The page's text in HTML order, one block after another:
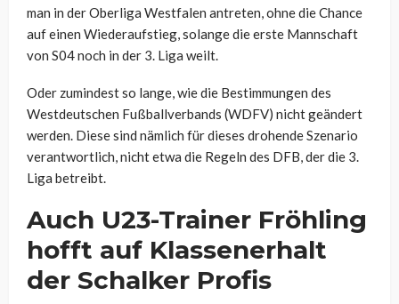
man in der Oberliga Westfalen antreten, ohne die Chance
auf einen Wiederaufstieg, solange die erste Mannschaft
von S04 noch in der 3. Liga weilt.
Oder zumindest so lange, wie die Bestimmungen des
Westdeutschen Fußballverbands (WDFV) nicht geändert
werden. Diese sind nämlich für dieses drohende Szenario
verantwortlich, nicht etwa die Regeln des DFB, der die 3.
Liga betreibt.
Auch U23-Trainer Fröhling
hofft auf Klassenerhalt
der Schalker Profis